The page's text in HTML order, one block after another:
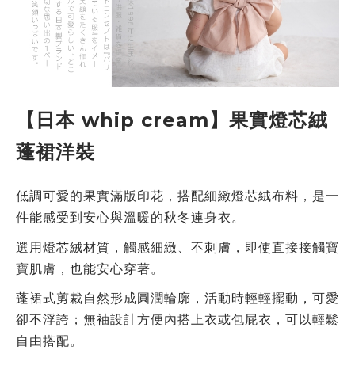
【日本 whip cream】果實燈芯絨
蓬裙洋裝
低調可愛的果實滿版印花，搭配細緻燈芯絨布料，是一
件能感受到安心與溫暖的秋冬連身衣。
選用燈芯絨材質，觸感細緻、不刺膚，即使直接接觸寶
寶肌膚，也能安心穿著。
蓬裙式剪裁自然形成圓潤輪廓，活動時輕輕擺動，可愛
卻不浮誇；無袖設計方便內搭上衣或包屁衣，可以輕鬆
自由搭配。